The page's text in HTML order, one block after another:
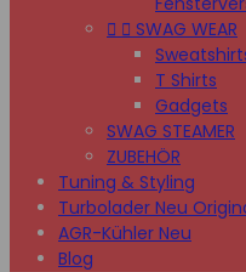
  SWAG WEAR
T Shirts
Gadgets
SWAG STEAMER
ZUBEHÖR
Tuning & Styling
Turbolader Neu
AGR-Kühler Neu
Blog